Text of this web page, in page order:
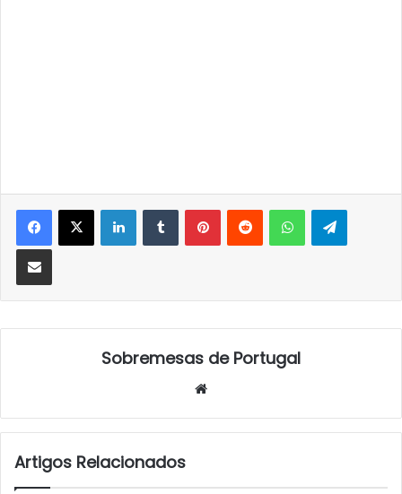
LinkedInTumblrPinterestReddit WhatsApp
Partilhar Via Email
Sobremesas de Portugal
Artigos Relacionados